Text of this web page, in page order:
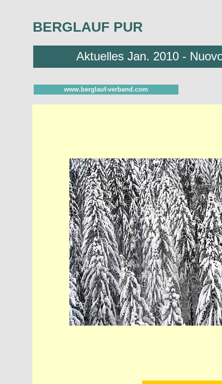
BERGLAUF
Aktuelles Jan. 2010 -
www.berglauf-verband.com